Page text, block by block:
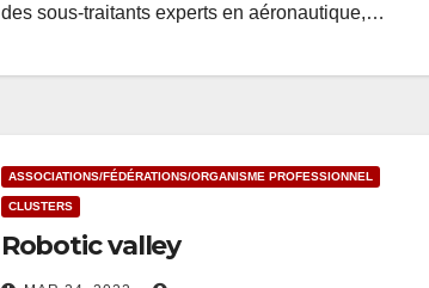
des sous-traitants experts en aéronautique,…
ASSOCIATIONS/FÉDÉRATIONS/ORGANISME PROFESSIONNEL
CLUSTERS
Robotic valley